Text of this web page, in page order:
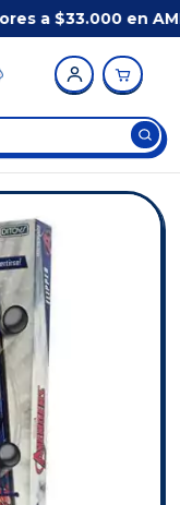
a $33.000 en